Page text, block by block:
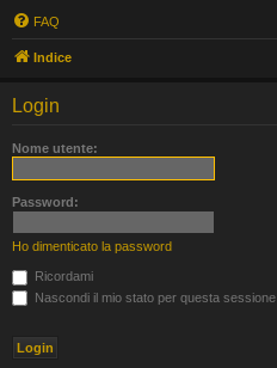
FAQ
Indice
Login
Nome utente:
Password:
Ho dimenticato la password
Ricordami
Nascondi il mio stato per questa sessione